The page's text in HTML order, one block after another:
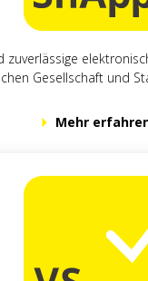
zuverlässige
Gesellschaft und
Mehr